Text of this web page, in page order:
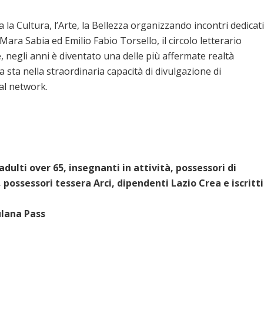
la Cultura, l’Arte, la Bellezza organizzando incontri dedicati
Sabia ed Emilio Fabio Torsello, il circolo letterario
negli anni è diventato una delle più affermate realtà
nella straordinaria capacità di divulgazione di
network.
over 65, insegnanti in attività, possessori di
possessori tessera Arci, dipendenti Lazio Crea e iscritti
Pass